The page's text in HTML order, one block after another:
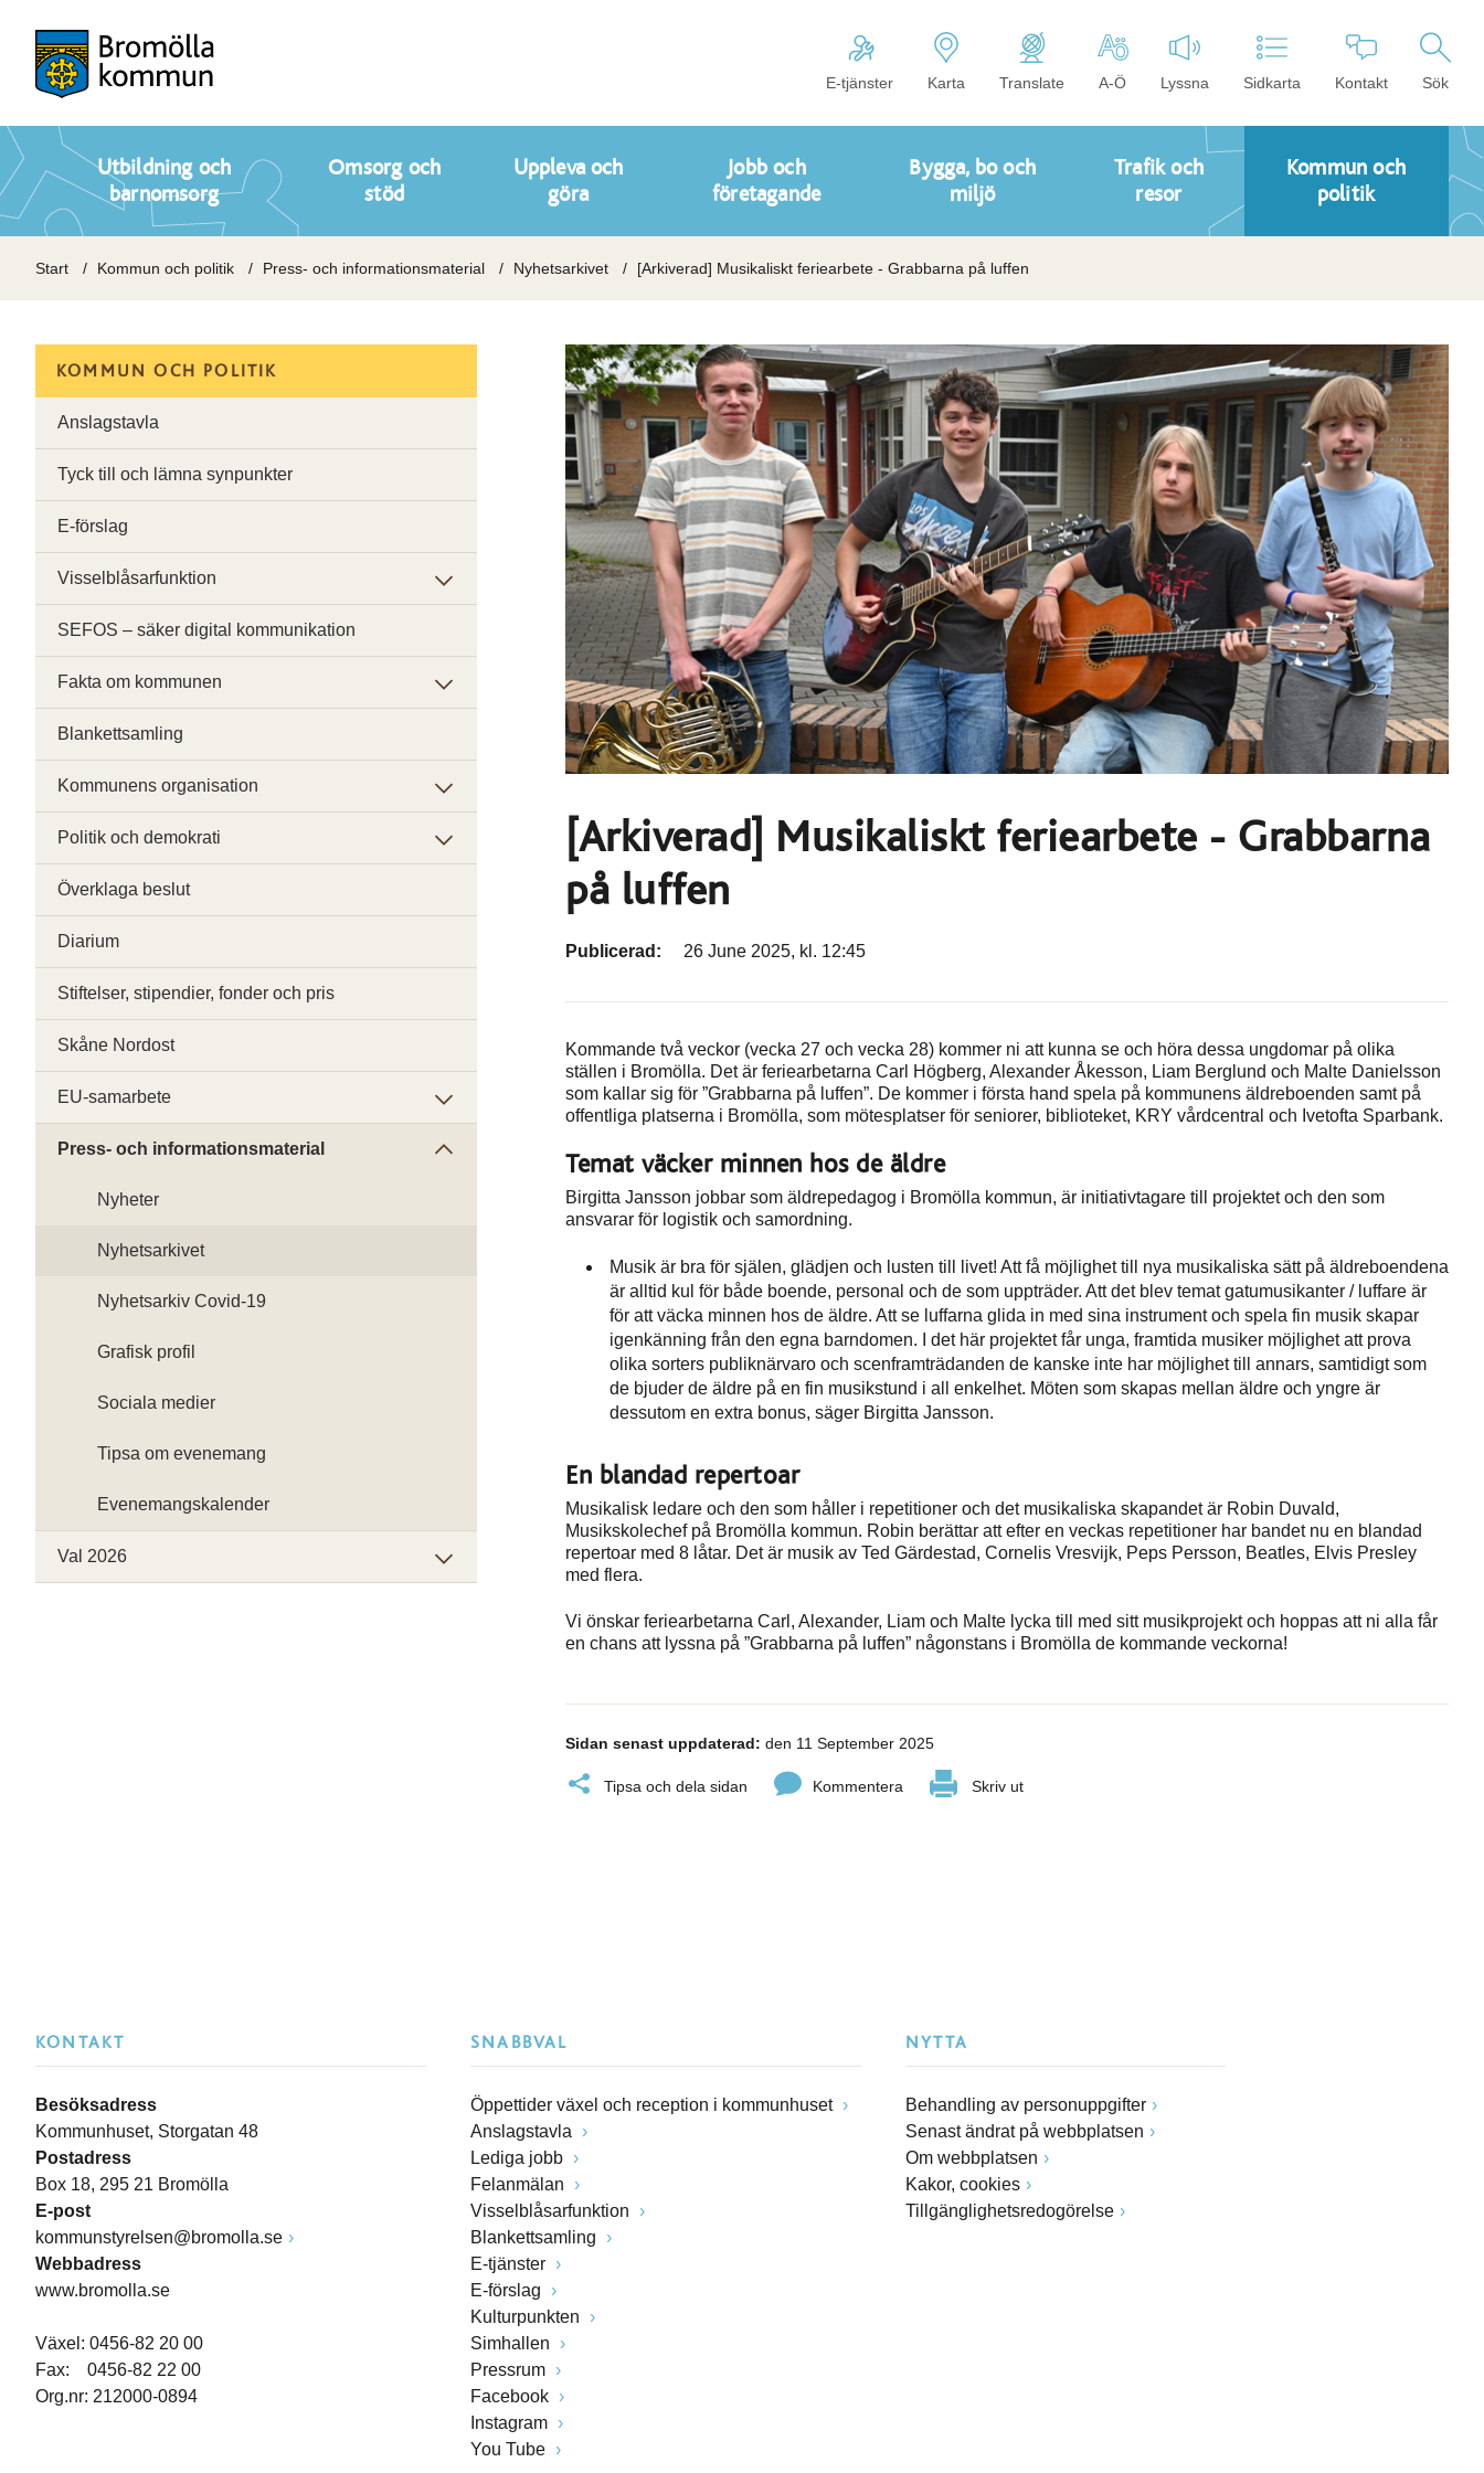
E-tjänster Karta Translate A-Ö Lyssna Sidkarta Kontakt Sök
Utbildning och
barnomsorg
Omsorg och
stöd
Uppleva och
göra
Jobb och
företagande
Bygga, bo och
miljö
Trafik och
resor
Kommun och
politik
Start Kommun och politik Press- och informationsmaterial Nyhetsarkivet [Arkiverad] Musikaliskt feriearbete - Grabbarna på luffen
[Arkiverad] Musikaliskt feriearbete - Grabbarna
på luffen
Publicerad: 26 June 2025, kl. 12:45
Kommande två veckor (vecka 27 och vecka 28) kommer ni att kunna se och höra dessa ungdomar på olika
ställen i Bromölla. Det är feriearbetarna Carl Högberg, Alexander Åkesson, Liam Berglund och Malte Danielsson
som kallar sig för ”Grabbarna på luffen”. De kommer i första hand spela på kommunens äldreboenden samt på
offentliga platserna i Bromölla, som mötesplatser för seniorer, biblioteket, KRY vårdcentral och Ivetofta Sparbank.
Temat väcker minnen hos de äldre
Birgitta Jansson jobbar som äldrepedagog i Bromölla kommun, är initiativtagare till projektet och den som
ansvarar för logistik och samordning.
Musik är bra för själen, glädjen och lusten till livet! Att få möjlighet till nya musikaliska sätt på äldreboendena
är alltid kul för både boende, personal och de som uppträder. Att det blev temat gatumusikanter / luffare är
för att väcka minnen hos de äldre. Att se luffarna glida in med sina instrument och spela fin musik skapar
igenkänning från den egna barndomen. I det här projektet får unga, framtida musiker möjlighet att prova
olika sorters publiknärvaro och scenframträdanden de kanske inte har möjlighet till annars, samtidigt som
de bjuder de äldre på en fin musikstund i all enkelhet. Möten som skapas mellan äldre och yngre är
dessutom en extra bonus, säger Birgitta Jansson.
En blandad repertoar
Musikalisk ledare och den som håller i repetitioner och det musikaliska skapandet är Robin Duvald,
Musikskolechef på Bromölla kommun. Robin berättar att efter en veckas repetitioner har bandet nu en blandad
repertoar med 8 låtar. Det är musik av Ted Gärdestad, Cornelis Vresvijk, Peps Persson, Beatles, Elvis Presley
med flera.
Vi önskar feriearbetarna Carl, Alexander, Liam och Malte lycka till med sitt musikprojekt och hoppas att ni alla får
en chans att lyssna på ”Grabbarna på luffen” någonstans i Bromölla de kommande veckorna!
Sidan senast uppdaterad: den 11 September 2025
Tipsa och dela sidan Kommentera Skriv ut
KOMMUN OCH POLITIK
Anslagstavla
Tyck till och lämna synpunkter
E-förslag
Visselblåsarfunktion
SEFOS – säker digital kommunikation
Fakta om kommunen
Blankettsamling
Kommunens organisation
Politik och demokrati
Överklaga beslut
Diarium
Stiftelser, stipendier, fonder och pris
Skåne Nordost
EU-samarbete
Press- och informationsmaterial
Nyheter
Nyhetsarkivet
Nyhetsarkiv Covid-19
Grafisk profil
Sociala medier
Tipsa om evenemang
Evenemangskalender
Val 2026
KONTAKT
Besöksadress
Kommunhuset, Storgatan 48
Postadress
Box 18, 295 21 Bromölla
E-post
kommunstyrelsen@bromolla.se
Webbadress
www.bromolla.se
Växel: 0456-82 20 00
Fax: 0456-82 22 00
Org.nr: 212000-0894
SNABBVAL
Öppettider växel och reception i kommunhuset
Anslagstavla
Lediga jobb
Felanmälan
Visselblåsarfunktion
Blankettsamling
E-tjänster
E-förslag
Kulturpunkten
Simhallen
Pressrum
Facebook
Instagram
You Tube
NYTTA
Behandling av personuppgifter
Senast ändrat på webbplatsen
Om webbplatsen
Kakor, cookies
Tillgänglighetsredogörelse